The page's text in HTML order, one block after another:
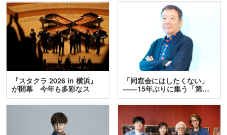
『スタクラ 2026 in 横浜』
が開幕 今年も多彩なス
テ…
「同窓会にはしたくない」
――15年ぶりに集う「第…